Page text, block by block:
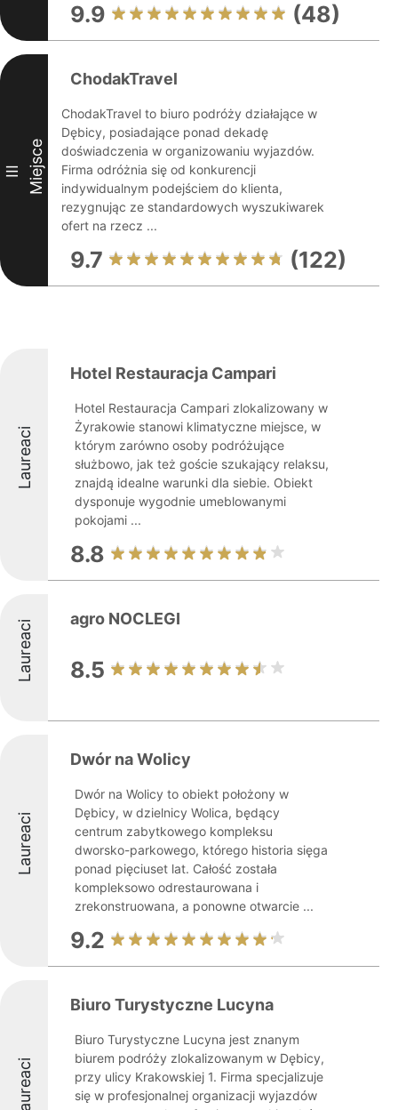
9.9 (48)
III Miejsce
ChodakTravel
ChodakTravel to biuro podróży działające w
Dębicy, posiadające ponad dekadę
doświadczenia w organizowaniu wyjazdów.
Firma odróżnia się od konkurencji
indywidualnym podejściem do klienta,
rezygnując ze standardowych wyszukiwarek
ofert na rzecz ...
9.7 (122)
Laureaci
Hotel Restauracja Campari
Hotel Restauracja Campari zlokalizowany w
Żyrakowie stanowi klimatyczne miejsce, w
którym zarówno osoby podróżujące
służbowo, jak też goście szukający relaksu,
znajdą idealne warunki dla siebie. Obiekt
dysponuje wygodnie umeblowanymi
pokojami ...
8.8
Laureaci agro NOCLEGI
8.5
Laureaci
Dwór na Wolicy
Dwór na Wolicy to obiekt położony w
Dębicy, w dzielnicy Wolica, będący
centrum zabytkowego kompleksu
dworsko-parkowego, którego historia sięga
ponad pięciuset lat. Całość została
kompleksowo odrestaurowana i
zrekonstruowana, a ponowne otwarcie ...
9.2
Laureaci
Biuro Turystyczne Lucyna
Biuro Turystyczne Lucyna jest znanym
biurem podróży zlokalizowanym w Dębicy,
przy ulicy Krakowskiej 1. Firma specjalizuje
się w profesjonalnej organizacji wyjazdów